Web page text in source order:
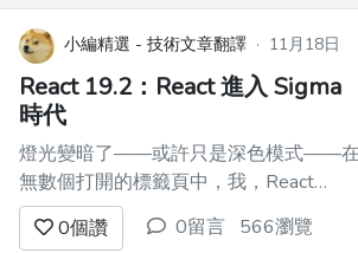
(https://i.i...
小編精選 - 技術文章翻譯 · 11月18日
React 19.2：React 進入 Sigma
時代
燈光變暗了——或許只是深色模式——
無數個打開的標籤頁中，我，React
19.2，深吸了一口氣。 我是千禧世代的
框架開發者：經驗豐富，咖啡因攝取過
0個讚 0留言 566瀏覽